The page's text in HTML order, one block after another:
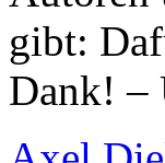
gibt:
Dank!